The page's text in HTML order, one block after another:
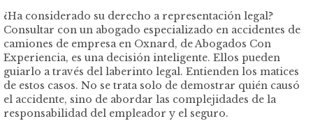
¿Ha considerado su derecho a representación legal?
Consultar con un abogado especializado en accidentes de
camiones de empresa en Oxnard, de Abogados Con
Experiencia, es una decisión inteligente. Ellos pueden
guiarlo a través del laberinto legal. Entienden los matices
de estos casos. No se trata solo de demostrar quién causó
el accidente, sino de abordar las complejidades de la
responsabilidad del empleador y el seguro.